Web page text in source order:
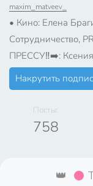
maxim_matveev_
• Кино: Елена
ПРЕССУ‼️➡️: Ксения
Накрутить
Посты:
758
👑